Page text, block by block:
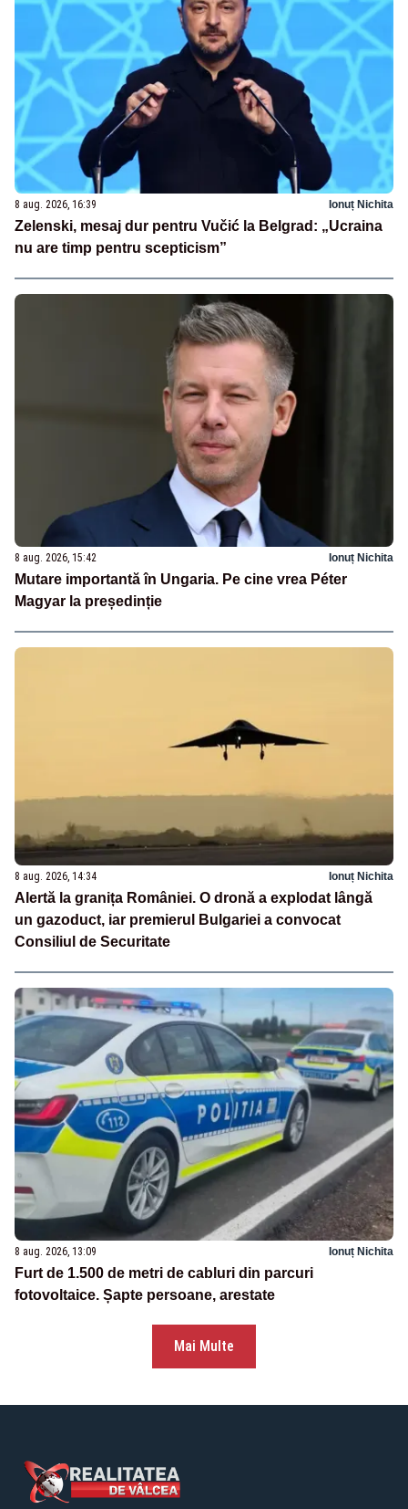
8 aug. 2026, 16:39 Ionuț Nichita
Zelenski, mesaj dur pentru Vučić la Belgrad: „Ucraina
nu are timp pentru scepticism”
8 aug. 2026, 15:42 Ionuț Nichita
Mutare importantă în Ungaria. Pe cine vrea Péter
Magyar la președinție
8 aug. 2026, 14:34 Ionuț Nichita
Alertă la granița României. O dronă a explodat lângă
un gazoduct, iar premierul Bulgariei a convocat
Consiliul de Securitate
8 aug. 2026, 13:09 Ionuț Nichita
Furt de 1.500 de metri de cabluri din parcuri
fotovoltaice. Șapte persoane, arestate
Mai Multe